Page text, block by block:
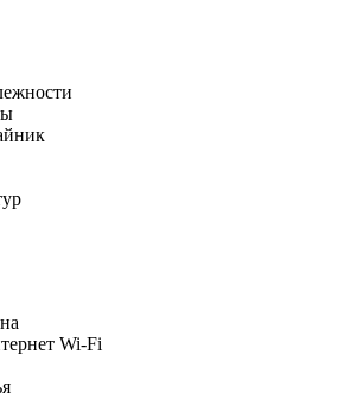
Wi-Fi